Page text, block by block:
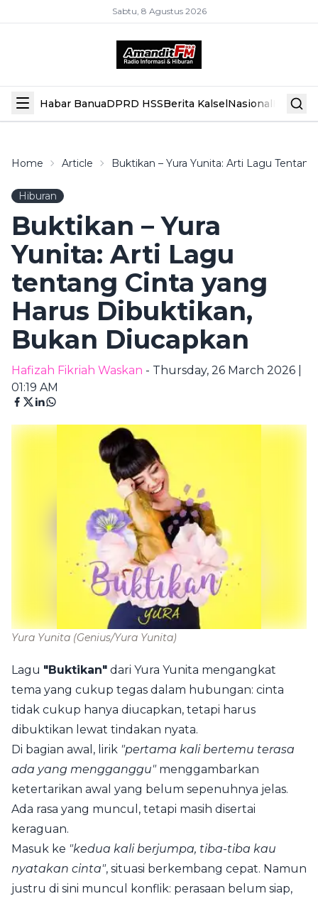
Sabtu, 8 Agustus 2026
Habar BanuaDPRD HSSBerita KalselNasional Hiburan
Home Article Buktikan – Yura Yunita: Arti Lagu
Hiburan
Buktikan – Yura
Yunita: Arti Lagu
tentang Cinta yang
Harus Dibuktikan,
Bukan Diucapkan
Hafizah Fikriah Waskan - Thursday, 26 March 2026 |
01:19 AM
Yura Yunita (Genius/Yura Yunita)
Lagu "Buktikan" dari Yura Yunita mengangkat
tema yang cukup tegas dalam hubungan: cinta
tidak cukup hanya diucapkan, tetapi harus
dibuktikan lewat tindakan nyata.
Di bagian awal, lirik "pertama kali bertemu terasa
ada yang mengganggu"menggambarkan
ketertarikan awal yang belum sepenuhnya jelas.
Ada rasa yang muncul, tetapi masih disertai
keraguan.
Masuk ke "kedua kali berjumpa, tiba-tiba kau
nyatakan cinta", situasi berkembang cepat. Namun
justru di sini muncul konflik: perasaan belum siap,